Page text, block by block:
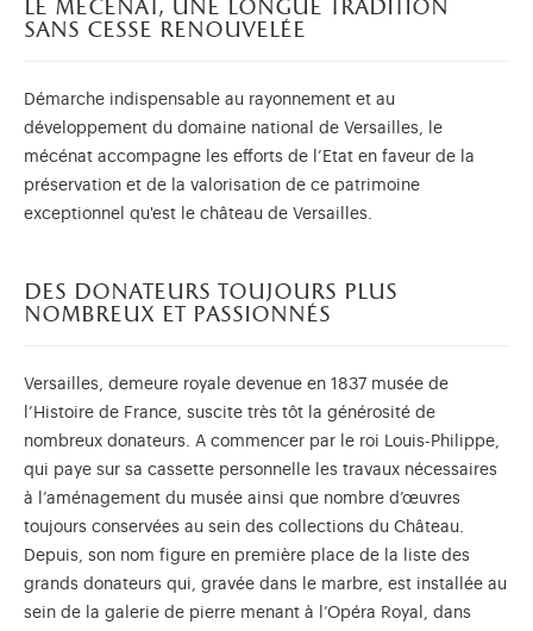
le mécénat, une longue tradition
sans cesse renouvelée
Démarche indispensable au rayonnement et au
développement du domaine national de Versailles, le
mécénat accompagne les efforts de l’Etat en faveur de la
préservation et de la valorisation de ce patrimoine
exceptionnel qu'est le château de Versailles.
des donateurs toujours plus
nombreux et passionnés
Versailles, demeure royale devenue en 1837 musée de
l’Histoire de France, suscite très tôt la générosité de
nombreux donateurs. A commencer par le roi Louis-Philippe,
qui paye sur sa cassette personnelle les travaux nécessaires
à l’aménagement du musée ainsi que nombre d’œuvres
toujours conservées au sein des collections du Château.
Depuis, son nom figure en première place de la liste des
grands donateurs qui, gravée dans le marbre, est installée au
sein de la galerie de pierre menant à l’Opéra Royal, dans